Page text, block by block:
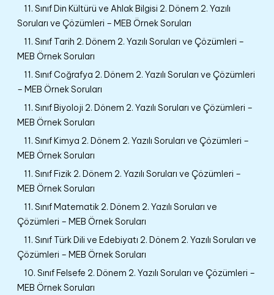
11. Sınıf Din Kültürü ve Ahlak Bilgisi 2. Dönem 2. Yazılı
Soruları ve Çözümleri – MEB Örnek Soruları
11. Sınıf Tarih 2. Dönem 2. Yazılı Soruları ve Çözümleri –
MEB Örnek Soruları
11. Sınıf Coğrafya 2. Dönem 2. Yazılı Soruları ve Çözümleri
– MEB Örnek Soruları
11. Sınıf Biyoloji 2. Dönem 2. Yazılı Soruları ve Çözümleri –
MEB Örnek Soruları
11. Sınıf Kimya 2. Dönem 2. Yazılı Soruları ve Çözümleri –
MEB Örnek Soruları
11. Sınıf Fizik 2. Dönem 2. Yazılı Soruları ve Çözümleri –
MEB Örnek Soruları
11. Sınıf Matematik 2. Dönem 2. Yazılı Soruları ve
Çözümleri – MEB Örnek Soruları
11. Sınıf Türk Dili ve Edebiyatı 2. Dönem 2. Yazılı Soruları ve
Çözümleri – MEB Örnek Soruları
10. Sınıf Felsefe 2. Dönem 2. Yazılı Soruları ve Çözümleri –
MEB Örnek Soruları